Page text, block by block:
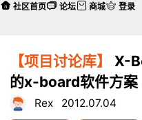
【项目讨论库】
X-
的x-board软件方案
Rex 2012.07.04
社区首页 论坛 商城 登录